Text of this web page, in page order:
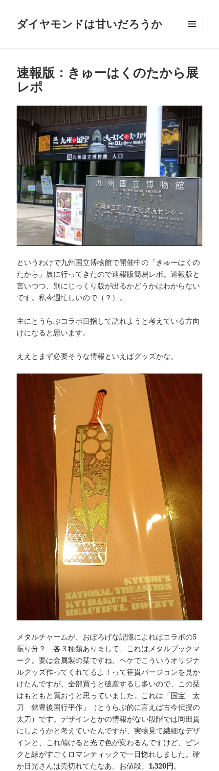
ダイヤモンドは甘いだろうか
ット
速報版：きゅーはくのたから展
レポ
というわけで九州国立博物館で開催中の「きゅーはくの
たから」展に行ってきたので速報版簡易レポ。速報版と
言いつつ、別にじっくり版が出るかどうかはわからない
です。私今週忙しいので（？）。
主にとうらぶコラボ目指して訪れようと考えている方向
けになると思います。
ええとまず必要そうな情報といえばグッズかな。
メタルチャームが、おぼろげな記憶によればコラボの5
振り分？ 各３種類ありまして、これはメタルブックマ
ーク。要は金属製の栞ですね。ペケでこういうオリジナ
ルグッズ作ってくれてるよ！って笹貫バージョンを見か
けたんですが、全部買うと破産するし多いので、この栞
はもともと買おうと思っていました。これは「国宝 太
刀 銘豊後国行平作」（とうらぶ的に言えば古今伝授の
太刀）です。デザインとかの情報がない段階では同田貫
にしようかと考えていたんですが、実物見て繊細なデザ
インと、これ傾けると光で色が変わるんですけど、ピン
クと緑がすごくロマンティックで一目惚れしました。確
か日光さんは売切れてたなあ。お値段、1,320円。